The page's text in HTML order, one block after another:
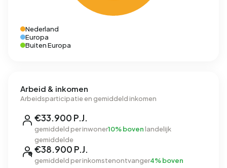
Nederland
Europa
Buiten Europa
Arbeid & inkomen
Arbeidsparticipatie en gemiddeld inkomen
€33.900 P.J.
gemiddeld per inwoner10% bovenlandelijk
gemiddelde
€38.900 P.J.
gemiddeld per inkomstenontvanger4% boven